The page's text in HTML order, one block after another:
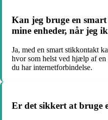
Kan jeg bruge en
mine enheder, når jeg
Ja, med en smart stikkontakt
hvor som helst ved hjælp af
du har internetforbindelse.
Er det sikkert at bruge